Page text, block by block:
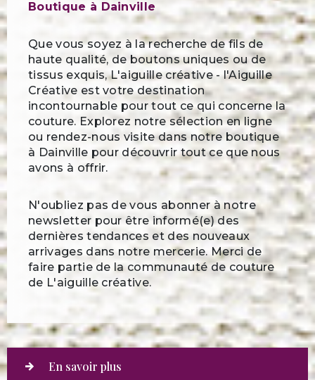
Boutique à Dainville
Que vous soyez à la recherche de fils de
haute qualité, de boutons uniques ou de
tissus exquis, L'aiguille créative - l'Aiguille
Créative est votre destination
incontournable pour tout ce qui concerne la
couture. Explorez notre sélection en ligne
ou rendez-nous visite dans notre boutique
à Dainville pour découvrir tout ce que nous
avons à offrir.
N'oubliez pas de vous abonner à notre
newsletter pour être informé(e) des
dernières tendances et des nouveaux
arrivages dans notre mercerie. Merci de
faire partie de la communauté de couture
de L'aiguille créative.
En savoir plus